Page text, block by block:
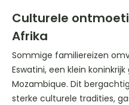
Culturele
Afrika
Sommige familiereizen
Eswatini, een klein
Mozambique. Dit
sterke culturele tradities,